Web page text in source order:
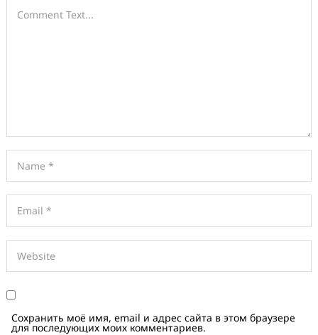
Сохранить моё имя, email и адрес сайта в этом браузере
для последующих моих комментариев.